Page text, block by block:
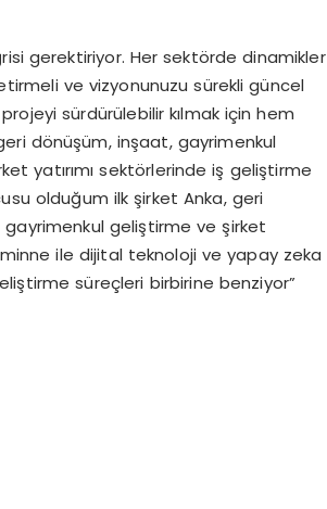
gerektiriyor. Her sektörde dinamikler
ve vizyonunuzu sürekli güncel
sürdürülebilir kılmak için hem
dönüşüm, inşaat, gayrimenkul
yatırımı sektörlerinde iş geliştirme
olduğum ilk şirket Anka, geri
geliştirme ve şirket
ile dijital teknoloji ve yapay zeka
süreçleri birbirine benziyor”